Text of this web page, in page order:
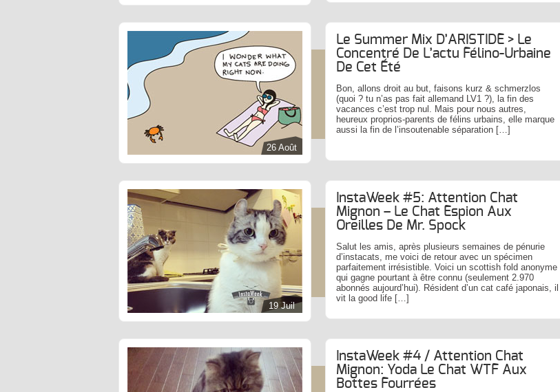
26 Août
Le Summer Mix D’ARISTIDE > Le
Concentré De L’actu Félino-Urbaine
De Cet Été
Bon, allons droit au but, faisons kurz & schmerzlos
(quoi ? tu n’as pas fait allemand LV1 ?), la fin des
vacances c’est trop nul. Mais pour nous autres,
heureux proprios-parents de félins urbains, elle marque
aussi la fin de l’insoutenable séparation […]
19 Juil
InstaWeek #5: Attention Chat
Mignon – Le Chat Espion Aux
Oreilles De Mr. Spock
Salut les amis, après plusieurs semaines de pénurie
d’instacats, me voici de retour avec un spécimen
parfaitement irrésistible. Voici un scottish fold anonyme
qui gagne pourtant à être connu (seulement 2.970
abonnés aujourd’hui). Résident d’un cat café japonais, il
vit la good life […]
InstaWeek #4 / Attention Chat
Mignon: Yoda Le Chat WTF Aux
Bottes Fourrées